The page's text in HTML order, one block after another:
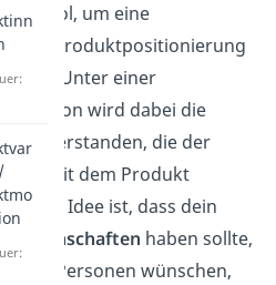
Tool, um eine
Produktpositionierung
Unter einer
wird dabei die
verstanden, die der
mit dem Produkt
Die Idee ist, dass dein
Eigenschaften haben sollte,
viele Personen wünschen,